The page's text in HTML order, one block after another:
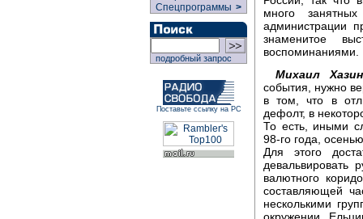
Спецпрограммы >
подробный запрос
Поставьте ссылку на РС
много
администрации
знаменитое
воспоминаниями.
Михаил
события, нужно
в том, что в
дефолт, в
То есть, иными
98-го года,
Для этого
девальвировать
валютного
составляющей
несколькими
окружении